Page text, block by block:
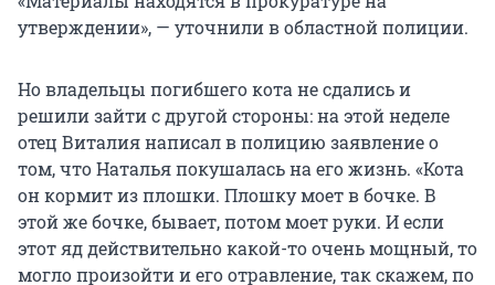
утверждении», — уточнили в областной полиции.
Но владельцы погибшего кота не сдались и
решили зайти с другой стороны: на этой неделе
отец Виталия написал в полицию заявление о
том, что Наталья покушалась на его жизнь. «Кота
он кормит из плошки. Плошку моет в бочке. В
этой же бочке, бывает, потом моет руки. И если
этот яд действительно какой-то очень мощный, то
могло произойти и его отравление, так скажем, по